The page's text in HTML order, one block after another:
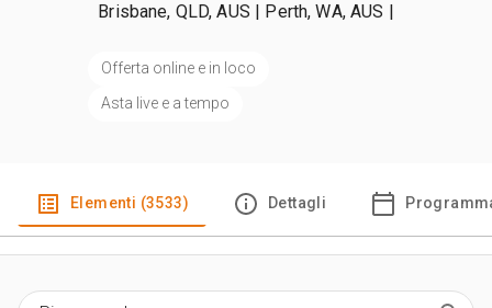
Brisbane, QLD, AUS | Perth, WA, AUS |
Offerta online e in loco
Asta live e a tempo
Elementi (3533) Dettagli